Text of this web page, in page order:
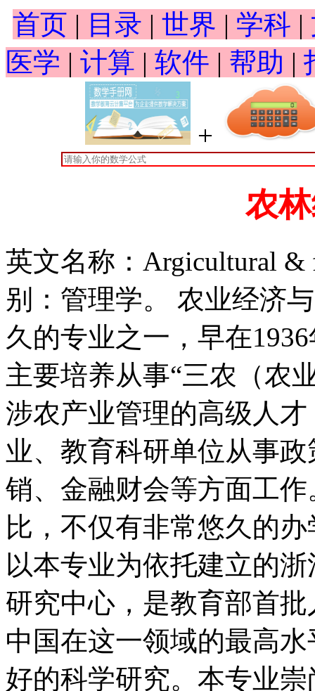
首页 | 目录 | 世界 | 学科 |
医学 | 计算 | 软件 | 帮助 |
+
农
英文名称：Argicultural &
别：管理学。 农业经济
久的专业之一，早在
主要培养从事“三农（农
涉农产业管理的高级人
业、教育科研单位从事
销、金融财会等方面工
比，不仅有非常悠久的
以本专业为依托建立的
研究中心，是教育部首
中国在这一领域的最高
好的科学研究。本专业